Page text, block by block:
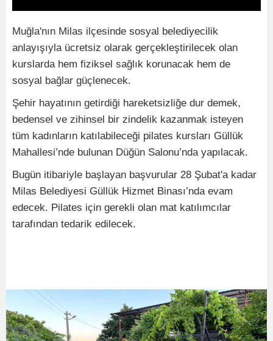
Muğla'nın Milas ilçesinde sosyal belediyecilik
anlayışıyla ücretsiz olarak gerçekleştirilecek olan
kurslarda hem fiziksel sağlık korunacak hem de
sosyal bağlar güçlenecek.
Şehir hayatının getirdiği hareketsizliğe dur demek,
bedensel ve zihinsel bir zindelik kazanmak isteyen
tüm kadınların katılabileceği pilates kursları Güllük
Mahallesi’nde bulunan Düğün Salonu’nda yapılacak.
Bugün itibariyle başlayan başvurular 28 Şubat'a kadar
Milas Belediyesi Güllük Hizmet Binası’nda evam
edecek. Pilates için gerekli olan mat katılımcılar
tarafından tedarik edilecek.